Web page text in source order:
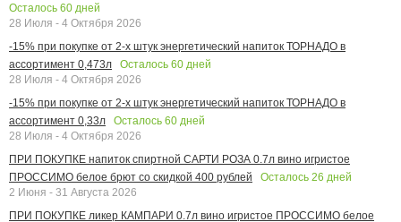
Осталось 60 дней
28 Июля - 4 Октября 2026
-15% при покупке от 2-х штук энергетический напиток ТОРНАДО в
ассортимент 0,473л
Осталось 60 дней
28 Июля - 4 Октября 2026
-15% при покупке от 2-х штук энергетический напиток ТОРНАДО в
ассортимент 0,33л
Осталось 60 дней
28 Июля - 4 Октября 2026
ПРИ ПОКУПКЕ напиток спиртной САРТИ РОЗА 0.7л вино игристое
ПРОССИМО белое брют со скидкой 400 рублей
Осталось 26 дней
2 Июня - 31 Августа 2026
ПРИ ПОКУПКЕ ликер КАМПАРИ 0.7л вино игристое ПРОССИМО белое